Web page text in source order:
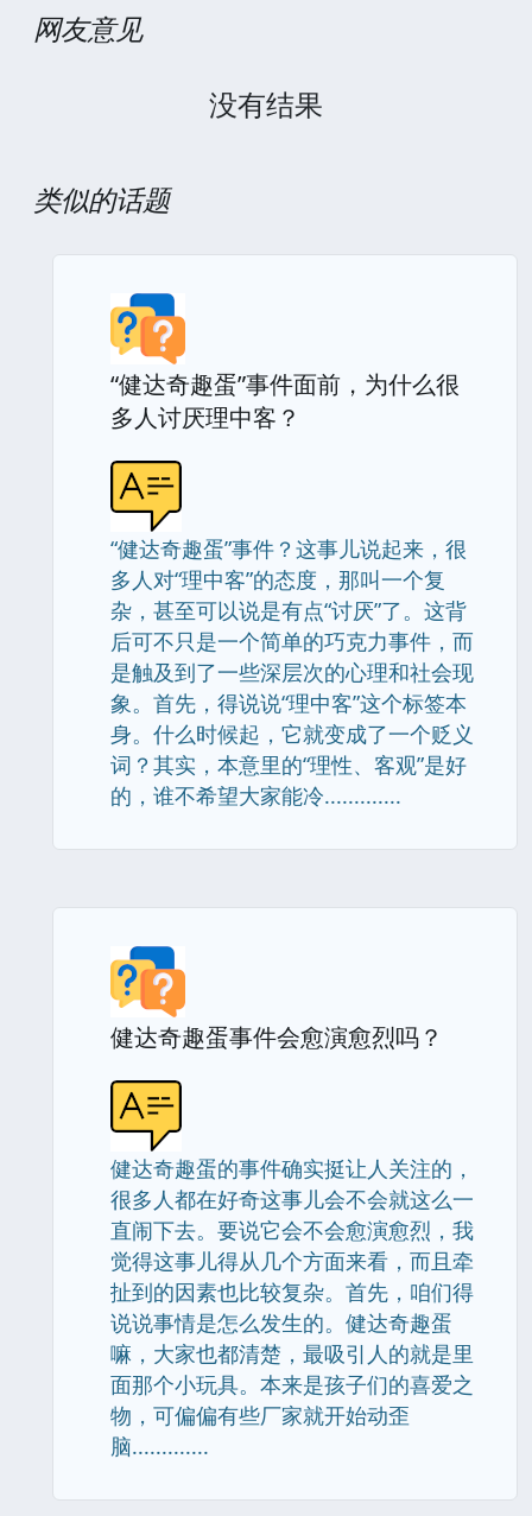
网友意见
没有结果
类似的话题
“健达奇趣蛋”事件面前，为什么很
多人讨厌理中客？
“健达奇趣蛋”事件？这事儿说起来，很
多人对“理中客”的态度，那叫一个复
杂，甚至可以说是有点“讨厌”了。这背
后可不只是一个简单的巧克力事件，而
是触及到了一些深层次的心理和社会现
象。首先，得说说“理中客”这个标签本
身。什么时候起，它就变成了一个贬义
词？其实，本意里的“理性、客观”是好
的，谁不希望大家能冷.............
健达奇趣蛋事件会愈演愈烈吗？
健达奇趣蛋的事件确实挺让人关注的，
很多人都在好奇这事儿会不会就这么一
直闹下去。要说它会不会愈演愈烈，我
觉得这事儿得从几个方面来看，而且牵
扯到的因素也比较复杂。首先，咱们得
说说事情是怎么发生的。健达奇趣蛋
嘛，大家也都清楚，最吸引人的就是里
面那个小玩具。本来是孩子们的喜爱之
物，可偏偏有些厂家就开始动歪
脑.............